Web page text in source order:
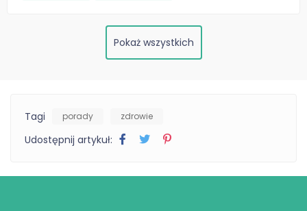
Pokaż wszystkich
Tagi porady zdrowie
Udostępnij artykuł: